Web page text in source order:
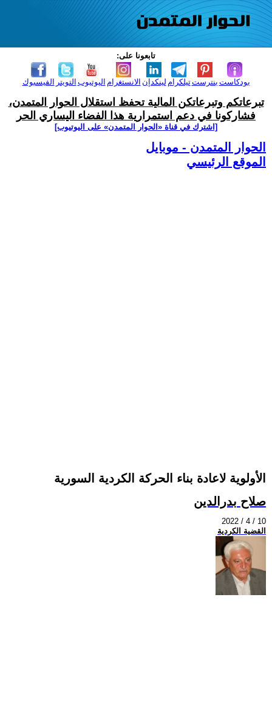
تابعونا على:
الفيسبوك التويتر اليوتيوب الانستغرام لينكدإن تيلكرامبنترست بودكاست
تبرعاتكم وتبرعاتكن المالية تحفظ استقلال الحوار المتمدن،
فشاركونا في دعم استمرارية هذا الفضاء اليساري الحر
[اشترك في قناة ‫«الحوار المتمدن» على اليوتيوب]
الحوار المتمدن - موبايل
الموقع الرئيسي
الأولوية لاعادة بناء الحركة الكردية السورية
صلاح بدرالدين
2022 / 4 / 10
القضية الكردية